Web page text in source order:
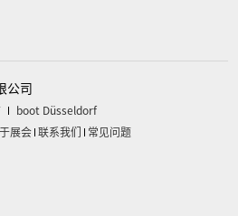
公司
boot Düsseldorf
展会 联系我们
常见问题